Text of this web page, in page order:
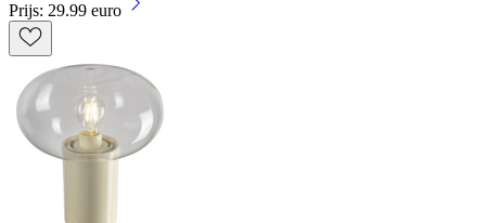
Prijs: 29.99 euro